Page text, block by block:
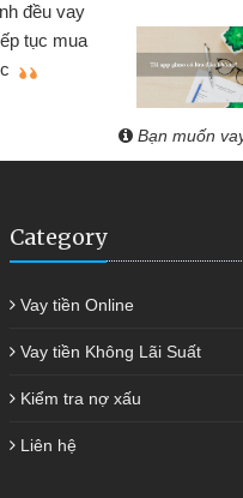
buôn bán nhỏ lẻ nhiều lúc
đến website qua bạn bè giới
việc của mình nhanh
Bạn muốn
Category
Vay tiền Online
Vay tiền Không Lãi Suất
Kiểm tra nợ xấu
Liên hệ